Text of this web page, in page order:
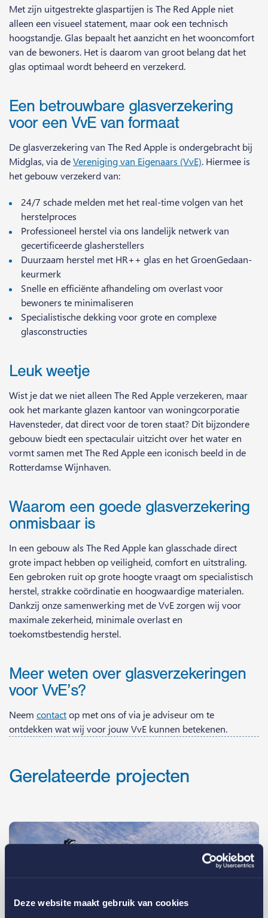
Deze website maakt gebruik van cookies
Met zijn uitgestrekte glaspartijen is The Red Apple niet
alleen een visueel statement, maar ook een technisch
hoogstandje. Glas bepaalt het aanzicht en het wooncomfort
van de bewoners. Het is daarom van groot belang dat het
glas optimaal wordt beheerd en verzekerd.
Een betrouwbare glasverzekering
voor een VvE van formaat
De glasverzekering van The Red Apple is ondergebracht bij
Midglas, via deVereniging van Eigenaars (VvE). Hiermee is
het gebouw verzekerd van:
24/7 schade melden met het real-time volgen van het
herstelproces
Professioneel herstel via ons landelijk netwerk van
gecertificeerde glasherstellers
Duurzaam herstel met HR++ glas en het GroenGedaan-
keurmerk
Snelle en efficiënte afhandeling om overlast voor
bewoners te minimaliseren
Specialistische dekking voor grote en complexe
glasconstructies
Leuk weetje
Wist je dat we niet alleen The Red Apple verzekeren, maar
ook het markante glazen kantoor van woningcorporatie
Havensteder, dat direct voor de toren staat? Dit bijzondere
gebouw biedt een spectaculair uitzicht over het water en
vormt samen met The Red Apple een iconisch beeld in de
Rotterdamse Wijnhaven.
Waarom een goede glasverzekering
onmisbaar is
In een gebouw als The Red Apple kan glasschade direct
grote impact hebben op veiligheid, comfort en uitstraling.
Een gebroken ruit op grote hoogte vraagt om specialistisch
herstel, strakke coördinatie en hoogwaardige materialen.
Dankzij onze samenwerking met de VvE zorgen wij voor
maximale zekerheid, minimale overlast en
toekomstbestendig herstel.
Meer weten over glasverzekeringen
voor VvE’s?
Neem contactop met ons of via je adviseur om te
ontdekken wat wij voor jouw VvE kunnen betekenen.
Gerelateerde projecten